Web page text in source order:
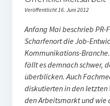
Social Media
PR-Theorie
PR-Literatur
Datenschutz
Veröffentlicht 16. Juni 2012
Anfang Mai beschrieb PR-
Scharfenort die Job-
Kommunikations-
fällt es demnach schwer,
überblicken. Auch
diskutierten in den letzten
den Arbeitsmarkt und wie